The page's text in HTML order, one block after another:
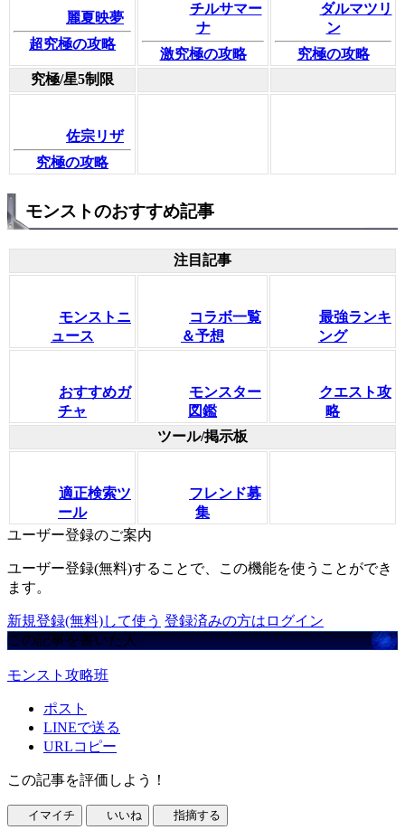
麗夏映夢
超究極の攻略
チルサマー
ナ
激究極の攻略
ダルマツリ
ン
究極の攻略
究極/星5制限
佐宗リザ
究極の攻略
モンストのおすすめ記事
注目記事
モンストニ
ュース
コラボ一覧
＆予想
最強ランキ
ング
おすすめガ
チャ
モンスター
図鑑
クエスト攻
略
ツール/掲示板
適正検索ツ
ール
フレンド募
集
ユーザー登録のご案内
ユーザー登録(無料)することで、この機能を使うことができ
ます。
新規登録(無料)して使う 登録済みの方はログイン
この記事を書いた人
モンスト攻略班
ポスト
LINEで送る
URLコピー
この記事を評価しよう！
イマイチ いいね 指摘する